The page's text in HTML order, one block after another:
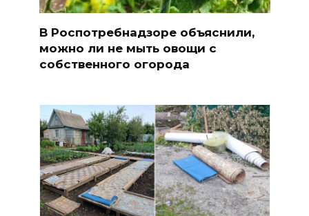
В Роспотребнадзоре объяснили,
можно ли не мыть овощи с
собственного огорода